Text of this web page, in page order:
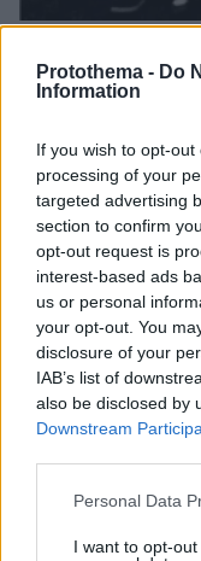
Protothema - Do
Information
If you wish to opt-
processing of your
targeted advertising
section to confirm
opt-out request is
interest-based ads
us or personal
your opt-out. You
disclosure of your
IAB’s list of
also be disclosed by
Downstream
Please note that
not limited to your
Personal Data
I want to opt-
«Τα παιδιά έχουν
μήνυμα της